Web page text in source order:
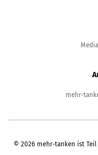
mehr-
© 2026 mehr-tanken ist